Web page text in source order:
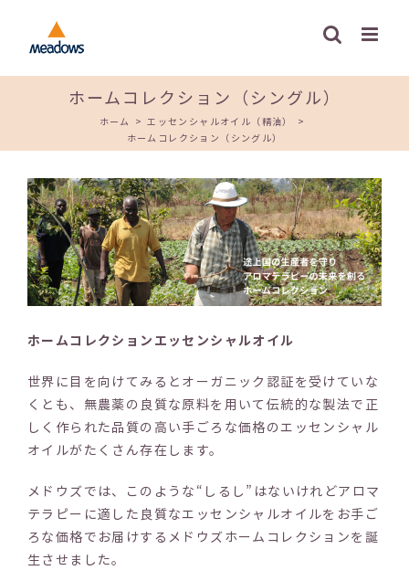
content
ホームコレクション（シングル）
ホーム > エッセンシャルオイル（精油）
>
ホームコレクション（シングル）
ホームコレクションエッセンシャルオイル
世界に目を向けてみるとオーガニック認証を受けていな
くとも、無農薬の良質な原料を用いて伝統的な製法で正
しく作られた品質の高い手ごろな価格のエッセンシャル
オイルがたくさん存在します。
メドウズでは、このような“しるし”はないけれどアロマ
テラピーに適した良質なエッセンシャルオイルをお手ご
ろな価格でお届けするメドウズホームコレクションを誕
生させました。